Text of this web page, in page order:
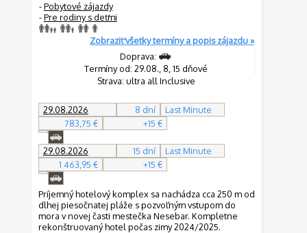
-Pobytové zájazdy
-Pre rodiny s deťmi
Zobraziť všetky termíny a popis zájazdu »
Doprava:
Termíny od: 29.08., 8, 15 dňové
Strava: ultra all Inclusive
29.08.2026 8 dní
Last Minute
783,75 €
+15 €
29.08.2026 15 dní
Last Minute
1 463,95 €
+15 €
Príjemný hotelový komplex sa nachádza cca 250 m od
dlhej piesočnatej pláže s pozvoľným vstupom do
mora v novej časti mestečka Nesebar. Kompletne
rekonštruovaný hotel počas zimy 2024/2025.